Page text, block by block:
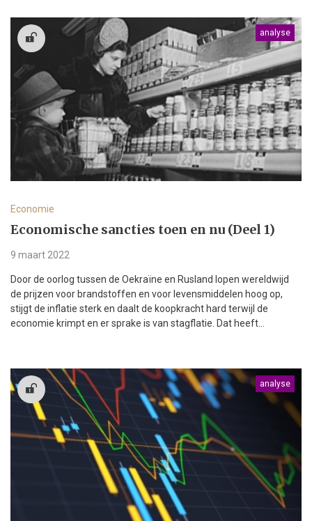
analyse
Economie
Economische sancties toen en nu (Deel 1)
9 maart 2022
Door de oorlog tussen de Oekraïne en Rusland lopen wereldwijd
de prijzen voor brandstoffen en voor levensmiddelen hoog op,
stijgt de inflatie sterk en daalt de koopkracht hard terwijl de
economie krimpt en er sprake is van stagflatie. Dat heeft...
analyse